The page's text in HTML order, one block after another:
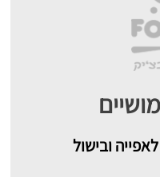
ובישול